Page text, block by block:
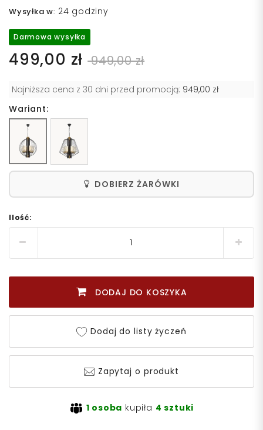
Wysyłka w: 24 godziny
Darmowa wysyłka
499,00 zł 949,00 zł
Najniższa cena z 30 dni przed promocją: 949,00 zł
Wariant:
DOBIERZ ŻARÓWKI
Ilość:
DODAJ DO KOSZYKA
Dodaj do listy życzeń
Zapytaj o produkt
1 osoba kupiła 4 sztuki